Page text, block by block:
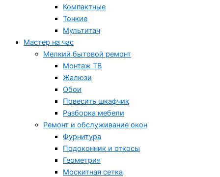
Компактные
Тонкие
Мультитач
Мастер на час
Мелкий бытовой ремонт
Монтаж ТВ
Жалюзи
Обои
Повесить шкафчик
Разборка мебели
Ремонт и обслуживание окон
Фурнитура
Подоконник и откосы
Геометрия
Москитная сетка